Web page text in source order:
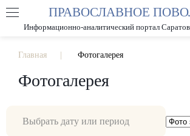
РАЗМЕР ШРИФТА
ПРАВОСЛАВНОЕ
Информационно-аналитический портал
Главная Фотогалерея
Фотогалерея